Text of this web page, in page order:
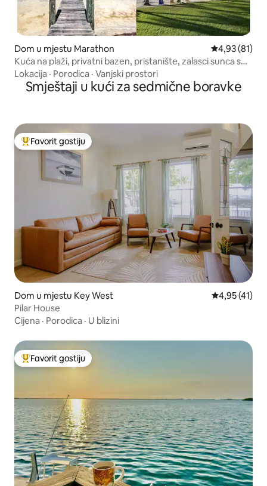
Dom u mjestu Marathon Prosječna
4,93 (81)
Kuća na plaži, privatni bazen, pristanište, zalasci sunca s
pogledom na zaljev
Lokacija · Porodica · Vanjski prostori
Smještaji u kući za sedmične boravke
Glavni favorit gostiju
Favorit gostiju
Dom u mjestu Key West Prosječna
4,95 (41)
Pilar House
Cijena · Porodica · U blizini
Glavni favorit gostiju
Favorit gostiju